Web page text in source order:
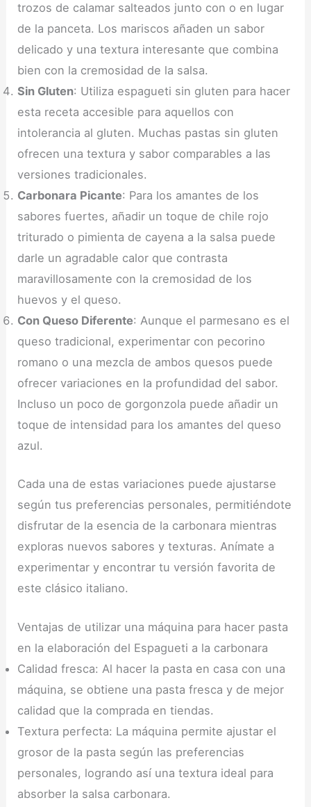
trozos de calamar salteados junto con o en lugar
de la panceta. Los mariscos añaden un sabor
delicado y una textura interesante que combina
bien con la cremosidad de la salsa.
Sin Gluten: Utiliza espagueti sin gluten para hacer
esta receta accesible para aquellos con
intolerancia al gluten. Muchas pastas sin gluten
ofrecen una textura y sabor comparables a las
versiones tradicionales.
Carbonara Picante: Para los amantes de los
sabores fuertes, añadir un toque de chile rojo
triturado o pimienta de cayena a la salsa puede
darle un agradable calor que contrasta
maravillosamente con la cremosidad de los
huevos y el queso.
Con Queso Diferente: Aunque el parmesano es el
queso tradicional, experimentar con pecorino
romano o una mezcla de ambos quesos puede
ofrecer variaciones en la profundidad del sabor.
Incluso un poco de gorgonzola puede añadir un
toque de intensidad para los amantes del queso
azul.
Cada una de estas variaciones puede ajustarse
según tus preferencias personales, permitiéndote
disfrutar de la esencia de la carbonara mientras
exploras nuevos sabores y texturas. Anímate a
experimentar y encontrar tu versión favorita de
este clásico italiano.
Ventajas de utilizar una máquina para hacer pasta
en la elaboración del Espagueti a la carbonara
Calidad fresca: Al hacer la pasta en casa con una
máquina, se obtiene una pasta fresca y de mejor
calidad que la comprada en tiendas.
Textura perfecta: La máquina permite ajustar el
grosor de la pasta según las preferencias
personales, logrando así una textura ideal para
absorber la salsa carbonara.